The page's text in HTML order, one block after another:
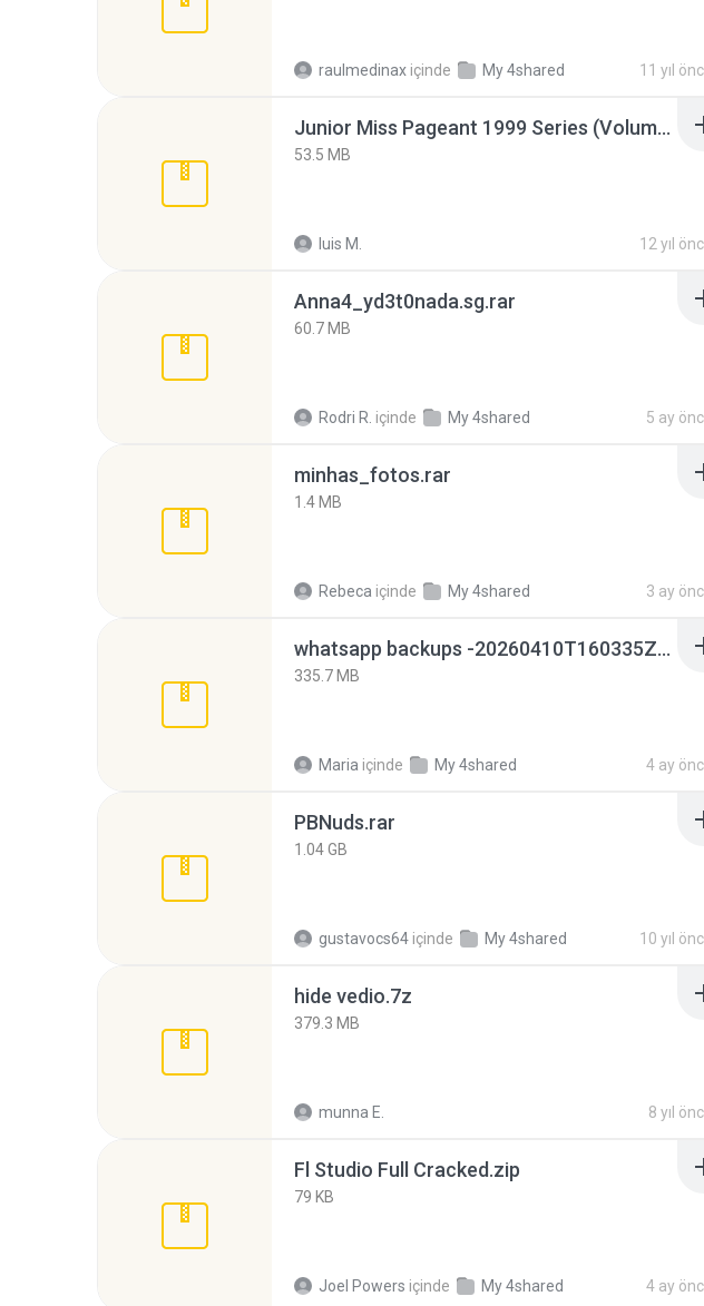
raulmedinax içinde My 4shared 11 yıl
Junior Miss Pageant 1999 Series (Volume I Part I NC 6).7z
53.5 MB
luis M. 12 yıl
Anna4_yd3t0nada.sg.rar
60.7 MB
Rodri R. içinde My 4shared 5 ay
minhas_fotos.rar
1.4 MB
Rebeca içinde My 4shared 3 ay
whatsapp backups -20260410T160335Z-3-001.zip
335.7 MB
Maria içinde My 4shared 4 ay
PBNuds.rar
1.04 GB
gustavocs64 içinde My 4shared 10 yıl
hide vedio.7z
379.3 MB
munna E. 8 yıl
Fl Studio Full Cracked.zip
79 KB
Joel Powers içinde My 4shared 4 ay